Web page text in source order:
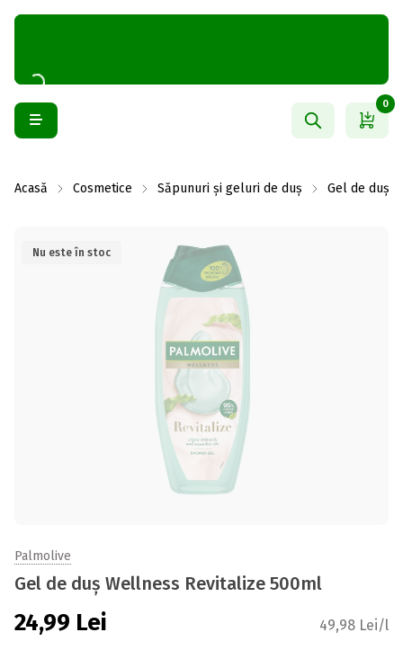
0
Acasă Cosmetice Săpunuri și geluri de duș Gel de duș
Nu este în stoc
Palmolive
Gel de duș Wellness Revitalize 500ml
24,99 Lei 49,98 Lei/l